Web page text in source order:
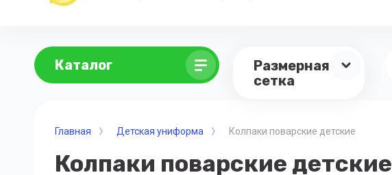
Каталог
Размерная
сетка
Главная Детская униформа Колпаки поварские детские
Колпаки поварские детские